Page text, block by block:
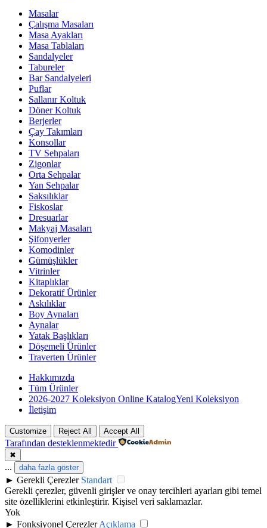
Masalar
Çalışma Masaları
Masa Ayakları
Masa Tablaları
Sandalyeler
Tabureler
Bar Sandalyeleri
Puflar
Sallanır Koltuk
Döner Koltuk
Berjerler
Çay Takımları
Konsollar
TV Sehpaları
Zigonlar
Orta Sehpalar
Yan Sehpalar
Saksılıklar
Fiskoslar
Dresuarlar
Makyaj Masaları
Şifonyerler
Komodinler
Gümüşlükler
Vitrinler
Kitaplıklar
Dekoratif Ürünler
Askılıklar
Boy Aynaları
Aynalar
Yatak Başlıkları
Döşemeli Ürünler
Traverten Ürünler
Hakkımızda
Tüm Ürünler
2026-2027 Koleksiyon Online KatalogYeni Koleksiyon
İletişim
Customize Reject All Accept All
Tarafından desteklenmektedir
✖
... daha fazla göster
► Gerekli Çerezler Standart
Gerekli çerezler, güvenli girişler ve onay tercihleri ayarları gibi temel
site özelliklerini etkinleştirir. Kişisel veri saklamazlar.
Yok
► Fonksiyonel Çerezler Açıklama